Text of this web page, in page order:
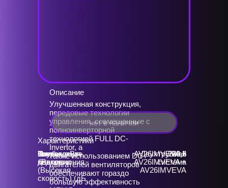
Двухтрубная
система
Тип
подключения
Характеристики
Улучшенная конструкция,
передовые технологии
управления, совмещенные с
полноинверторной
технологией FULL DC-
Invertor, а
также использованием DC-
двигателей вентиляторов
обеспечивают гораздо
большую эффективность
Описание
нет в наличии
Охлаждение,
кВт
220,5
Нагрев, кВт 220,5
Звуковое
давление
(Высокая
скорость) (дБ
66,8
Комбинация
блоков
AV26IMVEVA +
AV26IMVEVA +
AV26IMVEVA